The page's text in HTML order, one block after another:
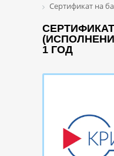
Сертификат на
1 ГОД